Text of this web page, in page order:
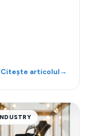
Citește articolul→